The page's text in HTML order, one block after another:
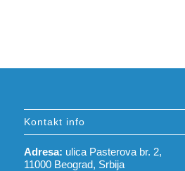
Kontakt info
Adresa: ulica Pasterova br. 2,
11000 Beograd, Srbija